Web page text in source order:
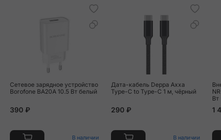
Сетевое зарядное устройство
Borofone BA20A 10.5 Вт белый
390 ₽
В наличии
Дата-кабель Deppa Axxa
Type-C to Type-C 1 м, чёрный
290 ₽
В наличии
Вт
1